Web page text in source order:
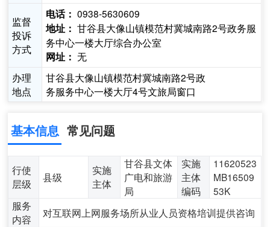
监督
投诉
方式
电话： 0938-5630609
地址： 甘谷县大像山镇模范村冀城南路2号政务服
务中心一楼大厅综合办公室
网址： 无
办理
地点
甘谷县大像山镇模范村冀城南路2号政
务服务中心一楼大厅4号文旅局窗口
基本信息 常见问题
行使
层级
县级
实施
主体
甘谷县文体
广电和旅游
局
实施
主体
编码
11620523
MB16509
53K
服务
内容
对互联网上网服务场所从业人员资格培训提供咨询